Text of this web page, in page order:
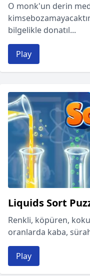
O monk'un derin
bilgelikle donatıl...
Play
Liquids Sort
Renkli, köpüren,
oranlarda kaba,
Play